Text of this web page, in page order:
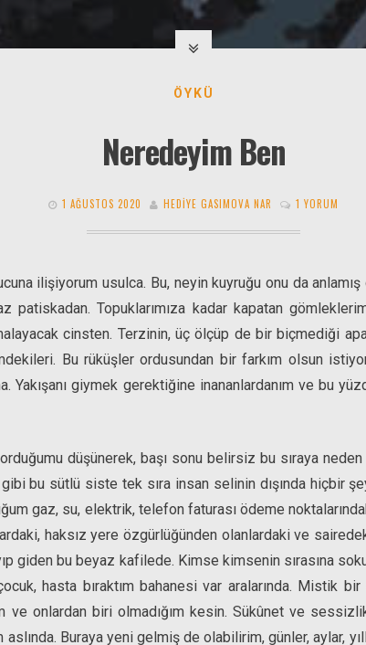
ÖYKÜ
Neredeyim Ben
1 AĞUSTOS 2020 HEDIYE GASIMOVA NAR 1 YORUM
ilişiyorum usulca. Bu, neyin kuyruğu onu da
patiskadan. Topuklarımıza kadar kapatan
cinsten. Terzinin, üç ölçüp de bir biçmediği
Bu rüküşler ordusundan bir farkım olsun
Yakışanı giymek gerektiğine inananlardanım ve bu
düşünerek, başı sonu belirsiz bu sıraya
bu sütlü siste tek sıra insan selinin dışında hiçbir
gaz, su, elektrik, telefon faturası ödeme
haksız yere özgürlüğünden olanlardaki ve
giden bu beyaz kafilede. Kimse kimsenin sırasına
hasta bıraktım bahanesi var aralarında. Mistik
ve onlardan biri olmadığım kesin. Sükûnet ve
Buraya yeni gelmiş de olabilirim, günler, aylar,